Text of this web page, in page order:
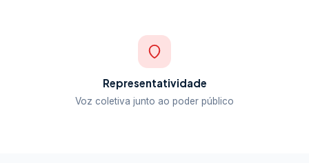
Representatividade
Voz coletiva junto ao poder público